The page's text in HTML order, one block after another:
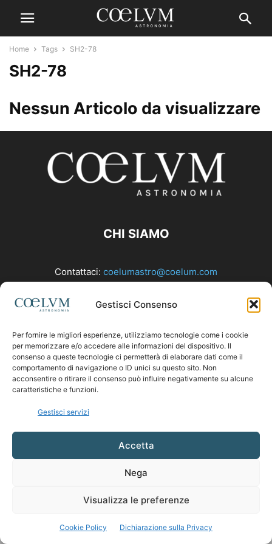
Gestisci Consenso
Per fornire le migliori esperienze, utilizziamo tecnologie come i cookie
per memorizzare e/o accedere alle informazioni del dispositivo. Il
consenso a queste tecnologie ci permetterà di elaborare dati come il
comportamento di navigazione o ID unici su questo sito. Non
acconsentire o ritirare il consenso può influire negativamente su alcune
caratteristiche e funzioni.
Gestisci servizi
Accetta
Nega
Visualizza le preferenze
Cookie Policy Dichiarazione sulla Privacy
Home Tags SH2-78
SH2-78
Nessun Articolo da visualizzare
CHI SIAMO
Contattaci: coelumastro@coelum.com
SEGUICI